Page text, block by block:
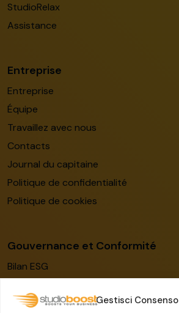
Gestisci Consenso
StudioRelax
Assistance
Entreprise
Entreprise
Équipe
Travaillez avec nous
Contacts
Journal du capitaine
Politique de confidentialité
Politique de cookies
Gouvernance et Conformité
Bilan ESG
Modèle de gestion